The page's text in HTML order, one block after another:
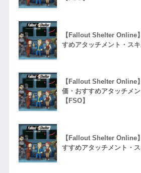
【Fallout Shelter Online
すめアタッチメント・スキ
【Fallout Shelter Online
価・おすすめアタッチメ
【FSO】
【Fallout Shelter Online
すすめアタッチメント・ス